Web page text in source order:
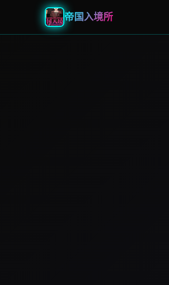
帝国入境所